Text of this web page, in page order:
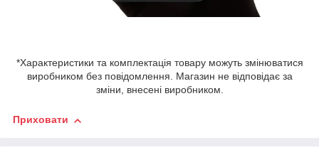
*Характеристики та комплектація товару можуть змінюватися
виробником без повідомлення. Магазин не відповідає за
зміни, внесені виробником.
Приховати